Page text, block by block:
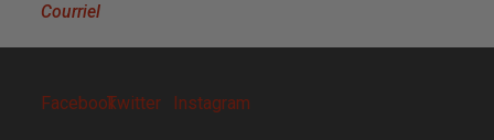
Courriel
FacebookTwitter Instagram